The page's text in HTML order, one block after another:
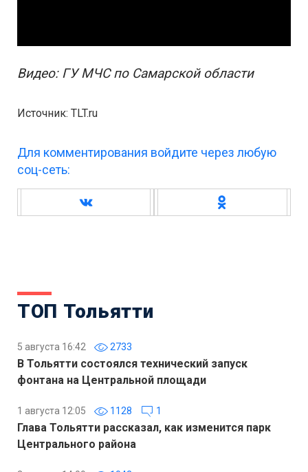
Видео: ГУ МЧС по Самарской области
Источник: TLT.ru
Для комментирования войдите через любую
соц-сеть:
ТОП Тольятти
5 августа 16:42 2733
В Тольятти состоялся технический запуск
фонтана на Центральной площади
1 августа 12:05 1128 1
Глава Тольятти рассказал, как изменится парк
Центрального района